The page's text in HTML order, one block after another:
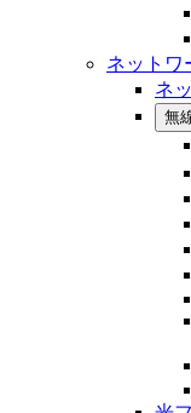
ネットワ
ネ
無